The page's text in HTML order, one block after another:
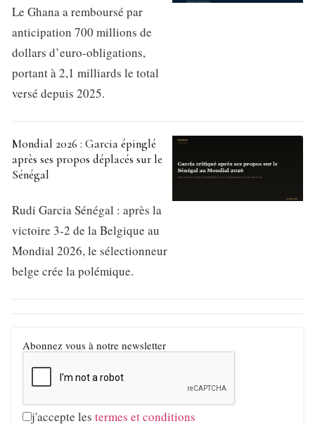
Le Ghana a remboursé par
anticipation 700 millions de
dollars d’euro-obligations,
portant à 2,1 milliards le total
versé depuis 2025.
Mondial 2026 : Garcia épinglé
après ses propos déplacés sur le
Sénégal
Rudi Garcia Sénégal : après la
victoire 3-2 de la Belgique au
Mondial 2026, le sélectionneur
belge crée la polémique.
Abonnez vous à notre newsletter
j'accepte les termes et conditions